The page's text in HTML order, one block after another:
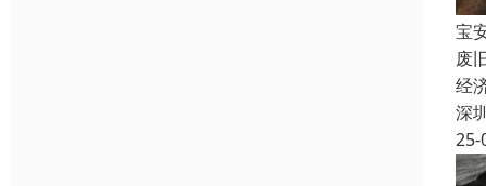
宝
废
经
深
25-